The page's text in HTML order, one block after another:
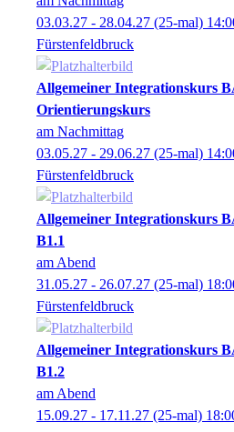
03.03.27 - 28.04.27 (25-mal)
Fürstenfeldbruck
Allgemeiner Integrationskurs
Orientierungskurs
am Nachmittag
03.05.27 - 29.06.27 (25-mal)
Fürstenfeldbruck
Allgemeiner Integrationskurs
B1.1
am Abend
31.05.27 - 26.07.27 (25-mal)
Fürstenfeldbruck
Allgemeiner Integrationskurs
B1.2
am Abend
15.09.27 - 17.11.27 (25-mal)